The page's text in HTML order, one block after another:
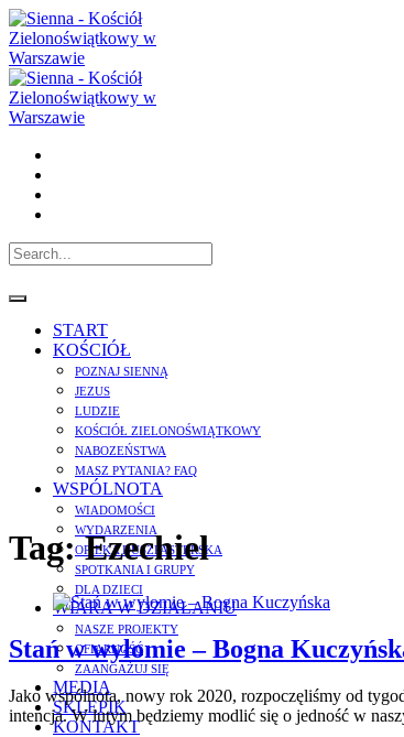
START
KOŚCIÓŁ
POZNAJ SIENNĄ
JEZUS
LUDZIE
KOŚCIÓŁ ZIELONOŚWIĄTKOWY
NABOZEŃSTWA
MASZ PYTANIA? FAQ
WSPÓLNOTA
WIADOMOŚCI
WYDARZENIA
OPIEKA DUSZPASTERSKA
SPOTKANIA I GRUPY
DLA DZIECI
WIARA W DZIAŁANIU
NASZE PROJEKTY
OFIARNOŚĆ
ZAANGAŻUJ SIĘ
MEDIA
SKLEPIK
KONTAKT
Tag:Ezechiel
Stań w wyłomie – Bogna
Jako wspólnota, nowy rok 2020, rozpoczęliśmy od
intencja. W lutym będziemy modlić się o jedność w